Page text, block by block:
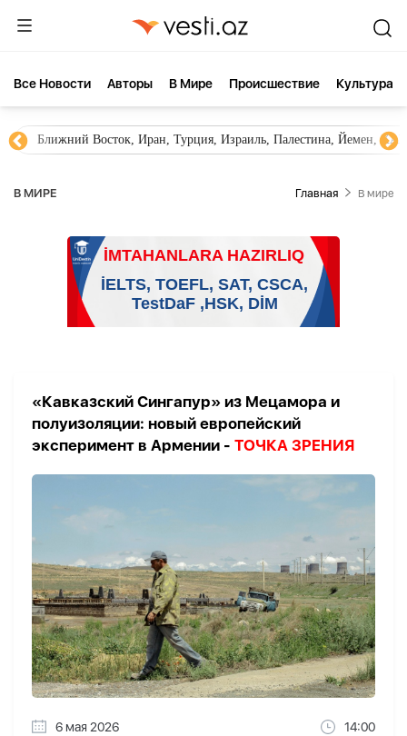
Все Новости Aвторы В Мире Происшествие Культура
Ближний Восток, Иран, Турция, Израиль, Палестина, Йемен,
В МИРЕ Главная В мире
«Кавказский Сингапур» из Мецамора и
полуизоляции: новый европейский
эксперимент в Армении - ТОЧКА ЗРЕНИЯ
6 мая 2026 14:00